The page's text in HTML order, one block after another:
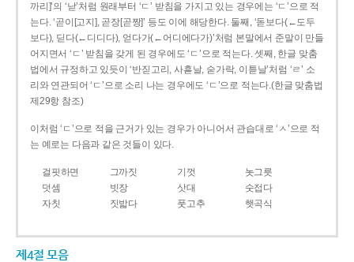
까리]’의 ‘낟’처럼 원래부터 ‘ㄷ’ 받침을 가지고 있는 경우에는 ‘ㄷ’으로 적
는다. ‘곧이[고지], 곧장[곧짱]’ 등도 이에 해당한다. 둘째, ‘돋보다(←도두
보다), 딛다(←디디다), 얻다가(←어디에다가)’처럼 본말에서 준말이 만들
어지면서 ‘ㄷ’ 받침을 갖게 된 경우에도 ‘ㄷ’으로 적는다. 셋째, 한글 맞춤
법에서 규정하고 있듯이 ‘반짇고리, 사흗날, 숟가락, 이튿날’처럼 ‘ㄹ’ 소
리와 연관되어 ‘ㄷ’으로 소리 나는 경우에도 ‘ㄷ’으로 적는다.(한글 맞춤법
제29항 참조)
이처럼 ‘ㄷ’으로 적을 근거가 있는 경우가 아니어서 관습대로 ‘ㅅ’으로 적
는 예로는 다음과 같은 것들이 있다.
걸핏하면 그까짓 기껏
놋그릇
덧셈
빗장 삿대
숫접다
자칫
짓밟다 풋고추 햇곡식
제4절 모음